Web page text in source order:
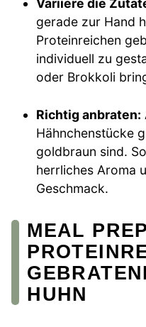
Variiere die
gerade zur Hand
Proteinreichen
individuell zu
oder Brokkoli
Richtig anbraten:
Hähnchenstücke
goldbraun sind.
herrliches Aroma
Geschmack.
MEAL
HUHN